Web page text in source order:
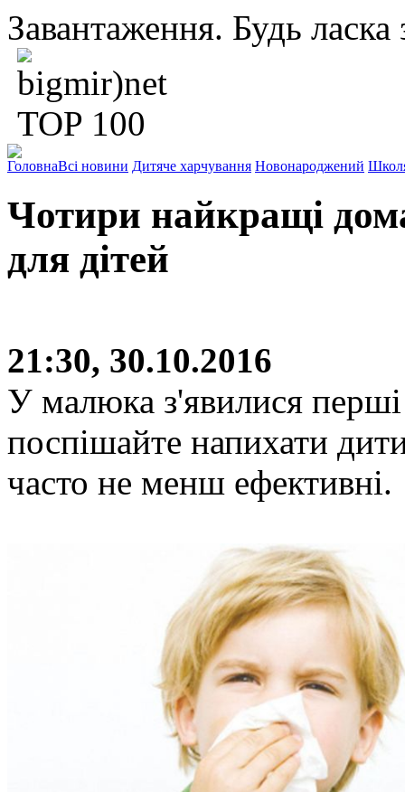
Завантаження. Будь ласка
ГоловнаВсі новини Дитяче харчування Новонароджений
Чотири найкращі
для дітей
21:30, 30.10.2016
У малюка з'явилися
поспішайте напихати
часто не менш ефективні.